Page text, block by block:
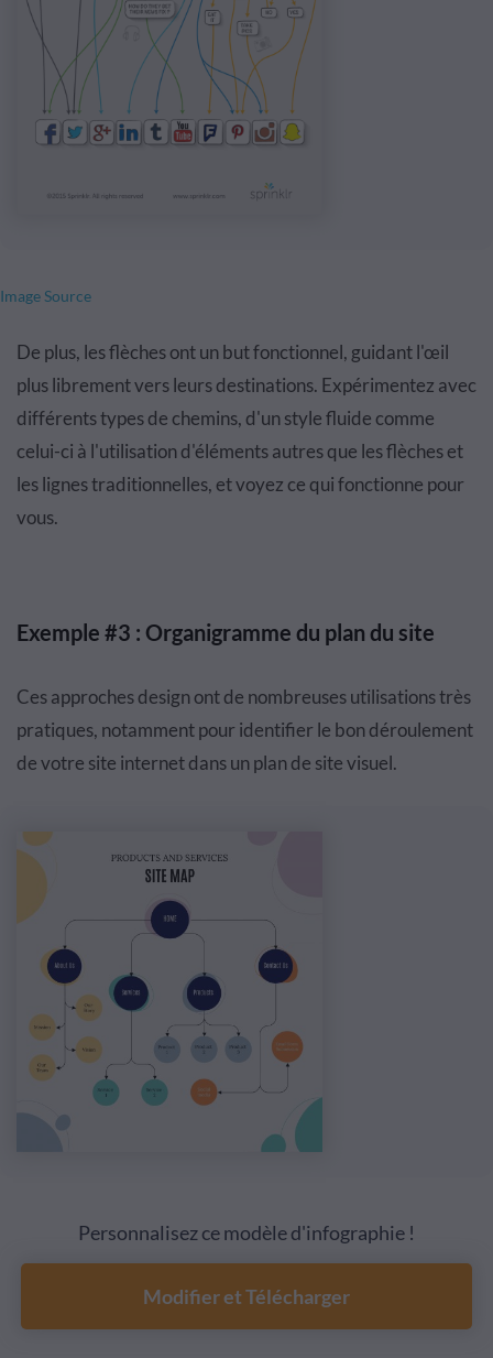
Image Source
De plus, les flèches ont un but fonctionnel, guidant l'œil
plus librement vers leurs destinations. Expérimentez avec
différents types de chemins, d'un style fluide comme
celui-ci à l'utilisation d'éléments autres que les flèches et
les lignes traditionnelles, et voyez ce qui fonctionne pour
vous.
Exemple #3 : Organigramme du plan du site
Ces approches design ont de nombreuses utilisations très
pratiques, notamment pour identifier le bon déroulement
de votre site internet dans un plan de site visuel.
Personnalisez ce modèle d'infographie !
Modifier et Télécharger